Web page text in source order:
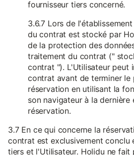
fournisseur tiers concerné.
3.6.7 Lors de
du contrat est stocké par
de la protection des
traitement du contrat ("
contrat "). L'Utilisateur peut
contrat avant de terminer le
réservation en utilisant la
son navigateur à la dernière
réservation.
3.7 En ce qui concerne la
contrat est exclusivement conclu
tiers et l'Utilisateur. Holidu ne